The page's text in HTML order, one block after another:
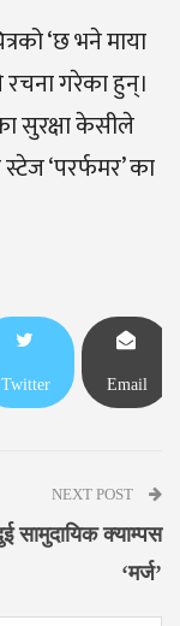
‘छ भने माया
गरेका हुन्।
सुरक्षा केसीले
‘परर्फमर’ का
Twitter Email
NEXT POST
सामुदायिक क्याम्पस
‘मर्ज’